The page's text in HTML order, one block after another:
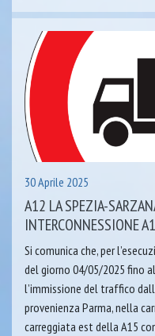
30 Aprile 2025
A12 LA SPEZIA-
INTERCONNESSIONE
Si comunica che, per
del giorno 04/05/2025 fino
l’immissione del traffico
provenienza Parma, nella
carreggiata est della A15